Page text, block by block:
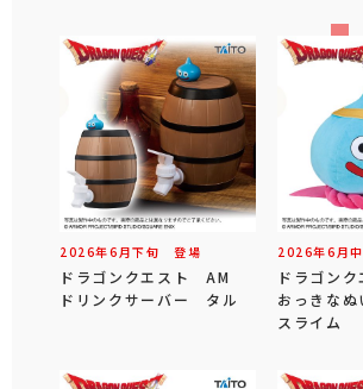
2026年6 月下旬 登場
ドラゴンクエスト AM
ドリンクサーバー タル
2026年6 月
ドラゴン
おっきな
スライム